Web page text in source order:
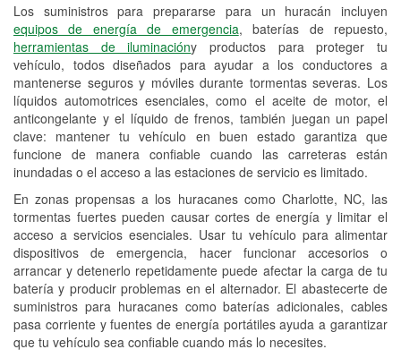
Los suministros para prepararse para un huracán incluyen
equipos de energía de emergencia, baterías de repuesto,
herramientas de iluminacióny productos para proteger tu
vehículo, todos diseñados para ayudar a los conductores a
mantenerse seguros y móviles durante tormentas severas. Los
líquidos automotrices esenciales, como el aceite de motor, el
anticongelante y el líquido de frenos, también juegan un papel
clave: mantener tu vehículo en buen estado garantiza que
funcione de manera confiable cuando las carreteras están
inundadas o el acceso a las estaciones de servicio es limitado.
En zonas propensas a los huracanes como Charlotte, NC, las
tormentas fuertes pueden causar cortes de energía y limitar el
acceso a servicios esenciales. Usar tu vehículo para alimentar
dispositivos de emergencia, hacer funcionar accesorios o
arrancar y detenerlo repetidamente puede afectar la carga de tu
batería y producir problemas en el alternador. El abastecerte de
suministros para huracanes como baterías adicionales, cables
pasa corriente y fuentes de energía portátiles ayuda a garantizar
que tu vehículo sea confiable cuando más lo necesites.
Reciclaje de baterías y aceite
Instalación de bombillas de faros
Instalación de limpiaparabrisas
Programa de Préstamo de
Herramientas
Rectificación de tambores y discos de
freno
Hurricane Supplies
Conoce más